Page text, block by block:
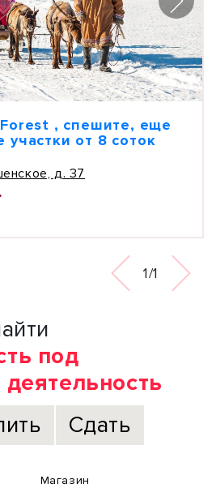
, спешите, еще
участки от 8 соток
д. 37
1/1
под
Сдать
Магазин